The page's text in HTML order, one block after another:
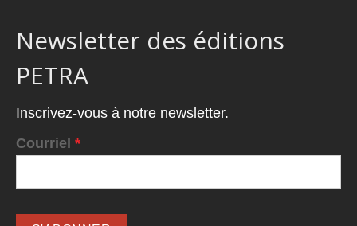
Newsletter des éditions
PETRA
Inscrivez-vous à notre newsletter.
Courriel *